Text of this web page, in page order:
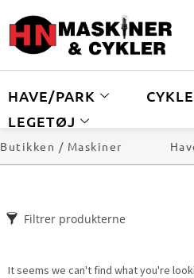
HAVE/PARK
LEGETØJ
Butikken / Maskiner
Filtrer produkterne
It seems we can't find what you're